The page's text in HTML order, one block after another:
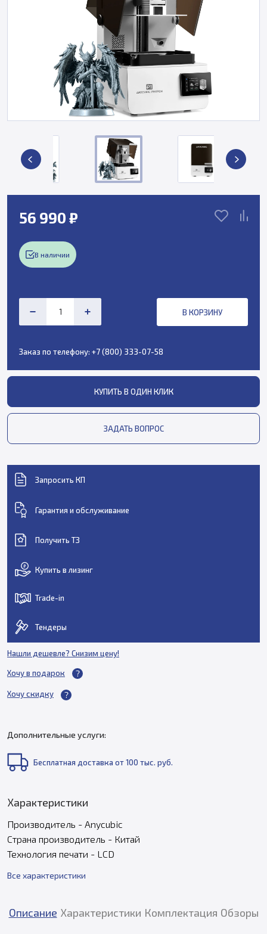
56 990 ₽
В наличии
В КОРЗИНУ
Заказ по телефону: +7 (800) 333-07-58
КУПИТЬ В ОДИН КЛИК
ЗАДАТЬ ВОПРОС
Запросить КП
Гарантия и обслуживание
Получить ТЗ
Купить в лизинг
Trade-in
Тендеры
Нашли дешевле? Снизим цену!
Хочу в подарок
Хочу скидку
Дополнительные услуги:
Бесплатная доставка от 100 тыс. руб.
Характеристики
Производитель - Anycubic
Страна производитель - Китай
Технология печати - LCD
Все характеристики
Описание Характеристики Комплектация Обзоры